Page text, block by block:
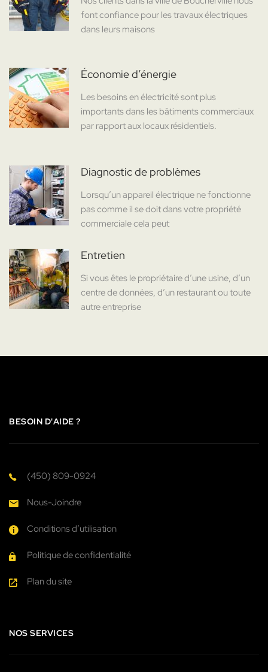
font confiance pour les travaux électriques
dans leurs maisons
Économie d’énergie
Les besoins en électricité sont plus
importants dans les bâtiments commerciaux
par rapport aux locaux résidentiels.
Diagnostic de problèmes
Lorsqu’un appareil électrique ne fonctionne
pas comme il se doit dans votre propriété
commerciale cela peut
Entretien
Si vous êtes le propriétaire d’une usine, d’un
centre de données, d’un restaurant ou toute
autre entreprise
BESOIN D'AIDE ?
(450) 809-0924
Nous-Joindre
Conditions d’utilisation
Politique de confidentialité
Plan du site
NOS SERVICES